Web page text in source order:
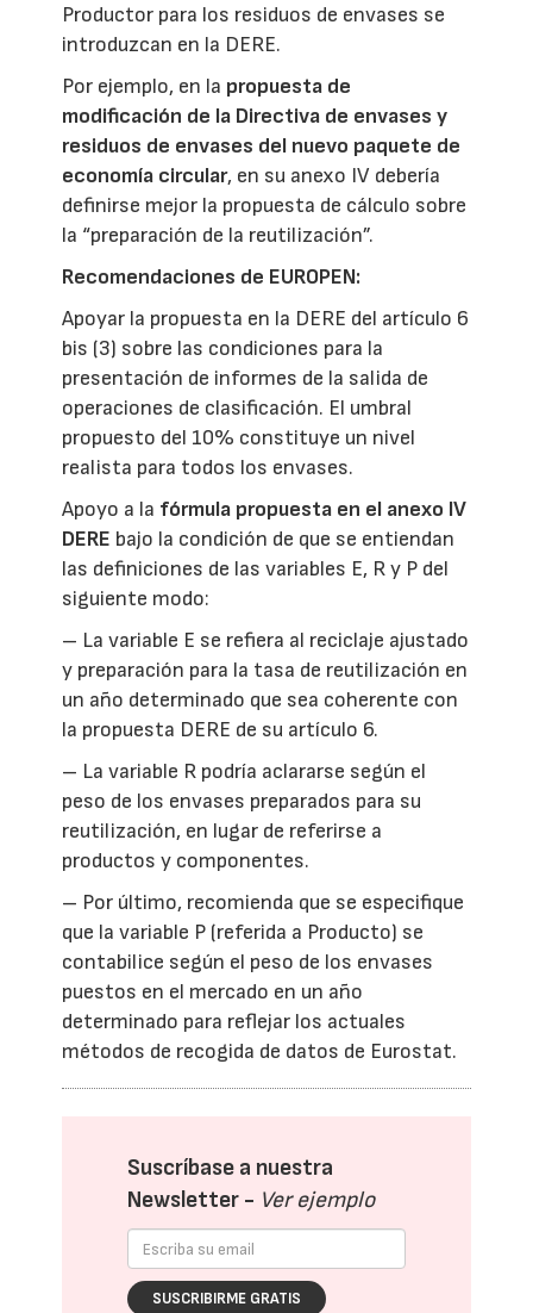
Productor para los residuos de envases se
introduzcan en la DERE.
Por ejemplo, en la propuesta de
modificación de la Directiva de envases y
residuos de envases del nuevo paquete de
economía circular, en su anexo IV debería
definirse mejor la propuesta de cálculo sobre
la “preparación de la reutilización”.
Recomendaciones de EUROPEN:
Apoyar la propuesta en la DERE del artículo 6
bis (3) sobre las condiciones para la
presentación de informes de la salida de
operaciones de clasificación. El umbral
propuesto del 10% constituye un nivel
realista para todos los envases.
Apoyo a la fórmula propuesta en el anexo IV
DERE bajo la condición de que se entiendan
las definiciones de las variables E, R y P del
siguiente modo:
– La variable E se refiera al reciclaje ajustado
y preparación para la tasa de reutilización en
un año determinado que sea coherente con
la propuesta DERE de su artículo 6.
– La variable R podría aclararse según el
peso de los envases preparados para su
reutilización, en lugar de referirse a
productos y componentes.
– Por último, recomienda que se especifique
que la variable P (referida a Producto) se
contabilice según el peso de los envases
puestos en el mercado en un año
determinado para reflejar los actuales
métodos de recogida de datos de Eurostat.
Suscríbase a nuestra
Newsletter - Ver ejemplo
SUSCRIBIRME GRATIS